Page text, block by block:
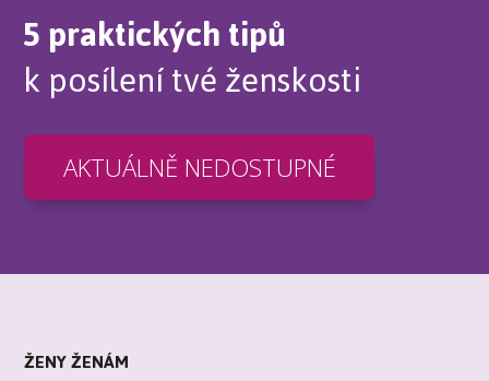
5 praktických tipů
k posílení tvé ženskosti
AKTUÁLNĚ NEDOSTUPNÉ
ŽENY ŽENÁM